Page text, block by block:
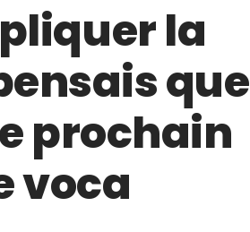
la
que
prochain
voca